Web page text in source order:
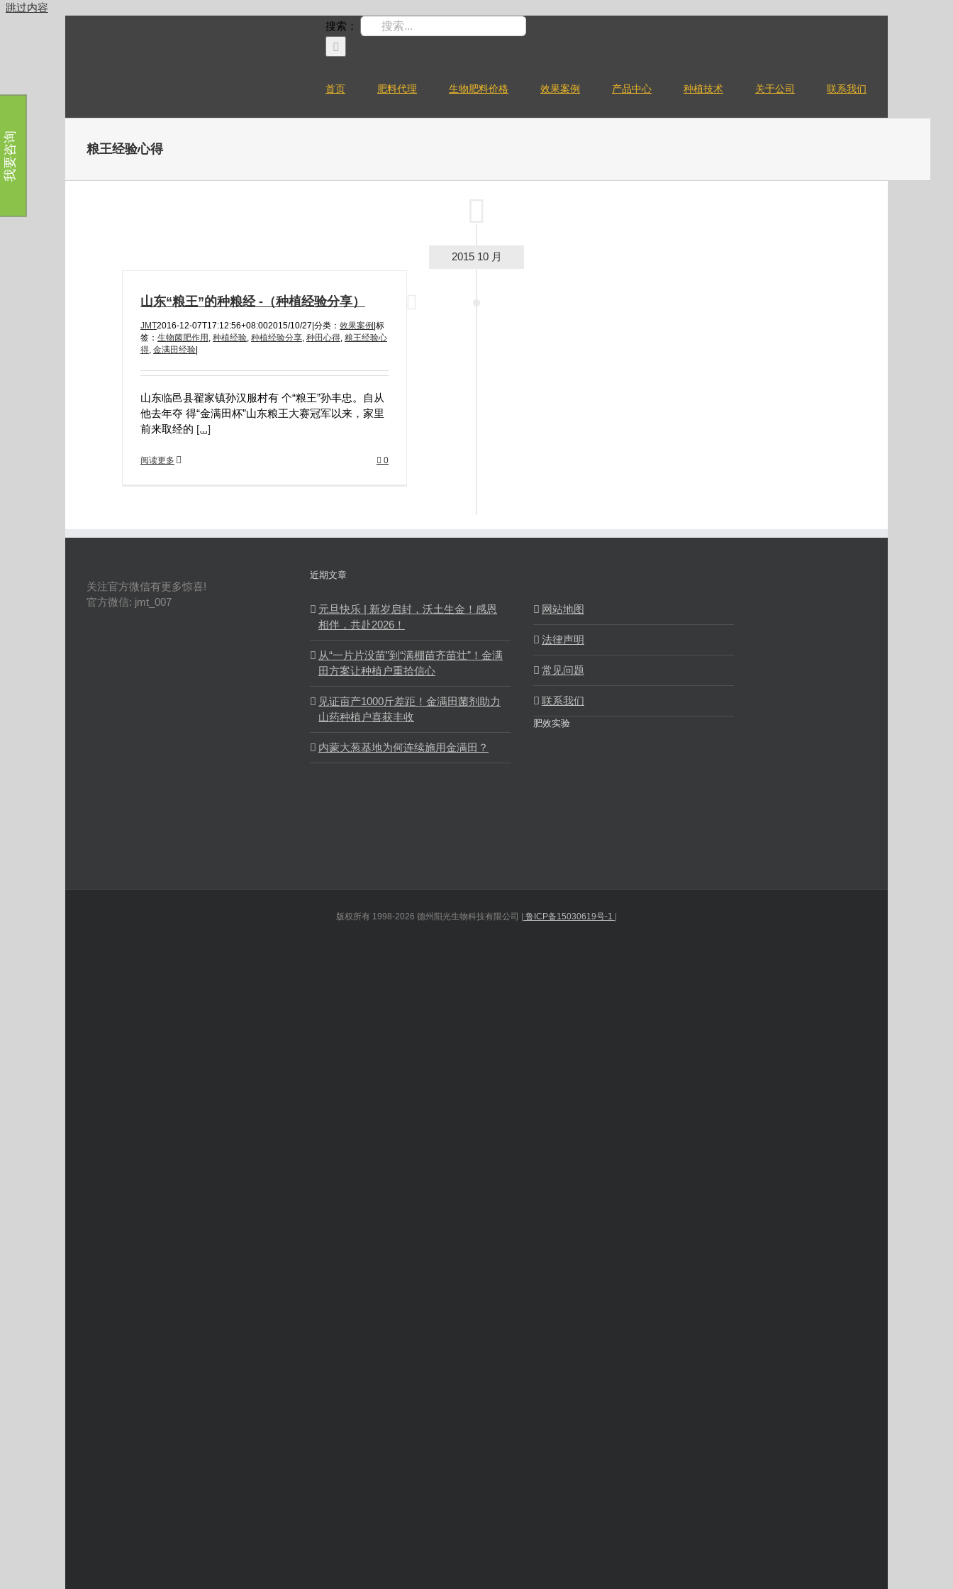
跳过内容
搜索：
首页 肥料代理 生物肥料价格 效果案例 产品中心 种植技术 关于公司 联系我们
粮王经验心得
2015 10 月
山东“粮王”的种粮经 -（种植经验分享）
JMT2016-12-07T17:12:56+08:002015/10/27|分类： 效果案例|标
签： 生物菌肥作用 种植经验 种植经验分享 种田心得 粮王经验心
得 金满田经验|
山东临邑县翟家镇孙汉服村有 个“粮王”孙丰忠。自从
他去年夺 得“金满田杯”山东粮王大赛冠军以来，家里
前来取经的 [...]
阅读更多 0
关注官方微信有更多惊喜!
官方微信: jmt_007
近期文章
元旦快乐 | 新岁启封，沃土生金！感恩
相伴，共赴2026！
从“一片片没苗”到“满棚苗齐苗壮”！金满
田方案让种植户重拾信心
见证亩产1000斤差距！金满田菌剂助力
山药种植户喜获丰收
内蒙大葱基地为何连续施用金满田？
网站地图
法律声明
常见问题
联系我们
肥效实验
版权所有 1998-2026 德州阳光生物科技有限公司 | 鲁ICP备15030619号-1 |
我要咨询